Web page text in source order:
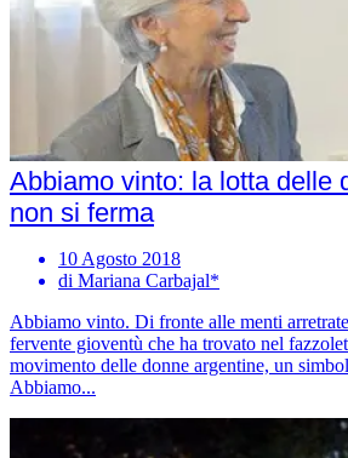
Abbiamo vinto: la lotta delle
non si ferma
10 Agosto 2018
di Mariana Carbajal*
Abbiamo vinto. Di fronte alle menti
fervente gioventù che ha trovato nel
movimento delle donne argentine, un
Abbiamo...